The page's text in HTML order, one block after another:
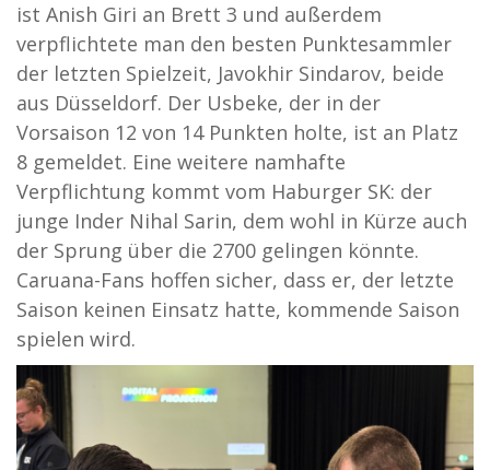
ist Anish Giri an Brett 3 und außerdem
verpflichtete man den besten Punktesammler
der letzten Spielzeit, Javokhir Sindarov, beide
aus Düsseldorf. Der Usbeke, der in der
Vorsaison 12 von 14 Punkten holte, ist an Platz
8 gemeldet. Eine weitere namhafte
Verpflichtung kommt vom Haburger SK: der
junge Inder Nihal Sarin, dem wohl in Kürze auch
der Sprung über die 2700 gelingen könnte.
Caruana-Fans hoffen sicher, dass er, der letzte
Saison keinen Einsatz hatte, kommende Saison
spielen wird.